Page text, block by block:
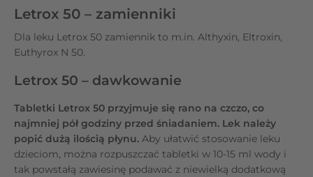
Letrox 50 – zamienniki
Dla leku Letrox 50 zamiennik to m.in. Althyxin, Eltroxin,
Euthyrox N 50.
Letrox 50 – dawkowanie
Tabletki Letrox 50 przyjmuje się rano na czczo, co
najmniej pół godziny przed śniadaniem. Lek należy
popić dużą ilością płynu. Aby ułatwić stosowanie leku
dzieciom, można rozpuszczać tabletki w 10-15 ml wody i
tak powstałą zawiesinę podawać z niewielką dodatkową